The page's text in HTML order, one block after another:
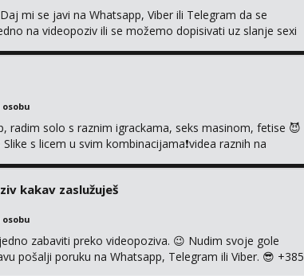
mi se javi na Whatsapp, Viber ili Telegram da se
na videopoziv ili se možemo dopisivati uz slanje sexi
radim solo s raznim igrackama, seks masinom, fetise 😈
s licem u svim kombinacijama❗videa raznih na
kakav zaslužuješ
zabaviti preko videopoziva. 😉 Nudim svoje gole
pošalji poruku na Whatsapp, Telegram ili Viber. 😎 +385